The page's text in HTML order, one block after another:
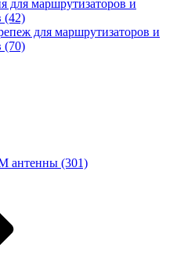
для маршрутизаторов и
(42)
для маршрутизаторов и
(70)
антенны (301)